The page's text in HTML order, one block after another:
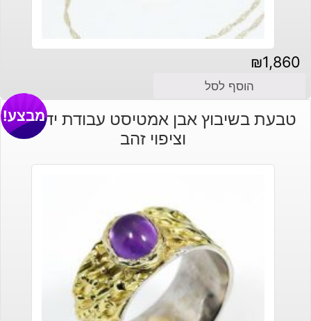
₪1,860
הוסף לסל
טבעת בשיבוץ אבן אמטיסט עבודת יד כסף
וציפוי זהב
מבצע!